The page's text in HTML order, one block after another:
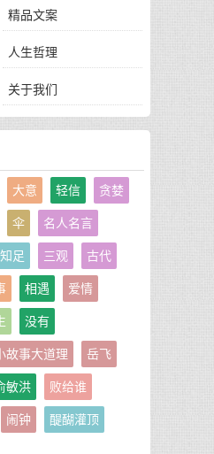
精品文案
人生哲理
关于我们
大意 轻信 贪婪
伞 名人名言
知足 三观 古代
相遇 爱情
没有
故事大道理 岳飞
敏洪 败给谁
闹钟 醍醐灌顶